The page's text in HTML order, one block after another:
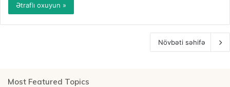
Ətraflı oxuyun »
Növbəti səhifə
Most Featured Topics